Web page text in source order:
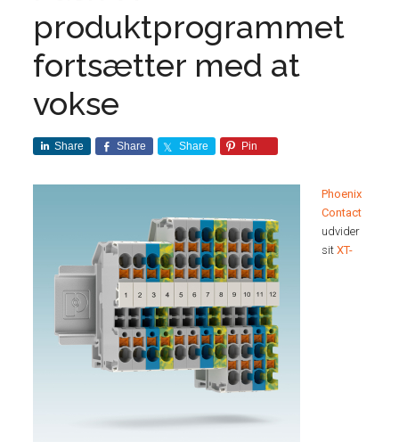
produktprogrammet
fortsætter med at
vokse
Share Share Share Pin
Phoenix
Contact
udvider
sitXT-